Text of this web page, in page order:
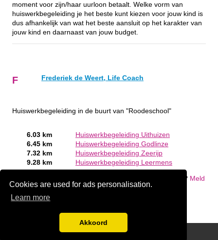
Cookies are used for ads personalisation.
Learn more
Akkoord
moment voor zijn/haar uurloon betaalt. Welke vorm van
huiswerkbegeleiding je het beste kunt kiezen voor jouw kind is
dus afhankelijk van wat het beste aansluit op het karakter van
jouw kind en daarnaast van jouw budget.
F Frederiek de Weert, Life Coach
Huiswerkbegeleiding in de buurt van "Roodeschool"
6.03 km
Huiswerkbegeleiding Uithuizen
6.45 km
Huiswerkbegeleiding Godlinze
7.32 km
Huiswerkbegeleiding Zeerijp
9.28 km
Huiswerkbegeleiding Leermens
Bent of kent u een Huiswerkbegeleiding in Roodeschool? Meld
een bedrijf gratis aan